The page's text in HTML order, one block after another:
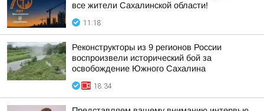
все жители Сахалинской области!
11:18
Реконструкторы из 9 регионов России
воспроизвели исторический бой за
освобождение Южного Сахалина
18:34